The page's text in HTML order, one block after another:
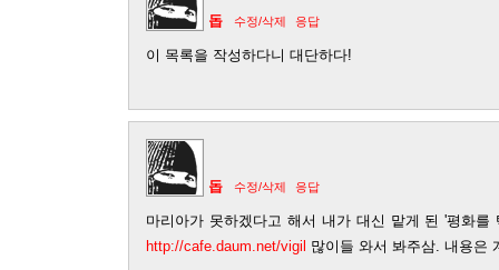
돕 수정/삭제 응답
이 목록을 작성하다니 대단하다!
돕 수정/삭제 응답
마리아가 못하겠다고 해서 내가 대신 맡게 된 '평화를
http://cafe.daum.net/vigil 많이들 와서 봐주삼. 내용은